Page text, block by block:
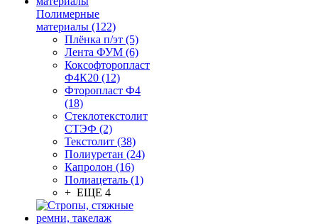
Полимерные
материалы (122)
Плёнка п/эт (5)
Лента ФУМ (6)
Коксофторопласт
Ф4К20 (12)
Фторопласт Ф4
(18)
Стеклотекстолит
СТЭФ (2)
Текстолит (38)
Полиуретан (24)
Капролон (16)
Полиацеталь (1)
+ ЕЩЕ 4